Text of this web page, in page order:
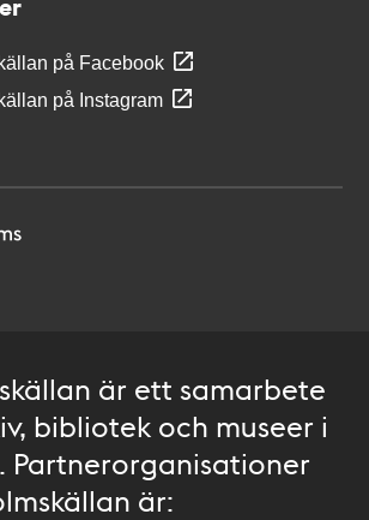
på Facebook
på Instagram
är ett samarbete
bibliotek och museer i
Partnerorganisationer
är: